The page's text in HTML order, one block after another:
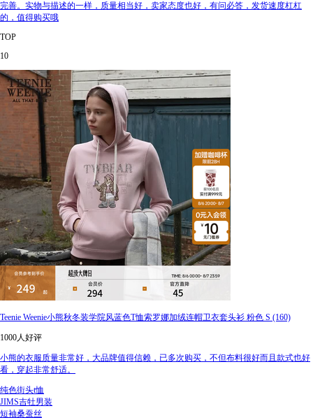
完善。实物与描述的一样，质量相当好，卖家态度也好，有问必答，发货速度杠杠
的，值得购买哦
TOP
10
Teenie Weenie小熊秋冬装学院风蓝色T恤索罗娜加绒连帽卫衣套头衫 粉色 S (160)
1000人好评
小熊的衣服质量非常好，大品牌值得信赖，已多次购买，不但布料很好而且款式也好
看，穿起非常舒适。
纯色街头t恤
JIMS吉牡男装
短袖桑蚕丝